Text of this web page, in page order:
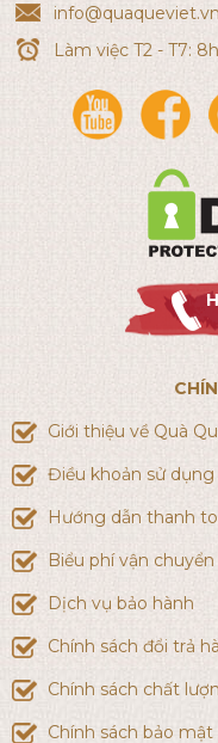
info@quaqueviet.vn
Làm việc T2 - T7:
Giới thiệu về Quà
Điều khoản sử
Hướng dẫn thanh
Biểu phí vận chuyển
Dịch vụ bảo hành
Chính sách đổi trả
Chính sách chất
Chính sách bảo mật